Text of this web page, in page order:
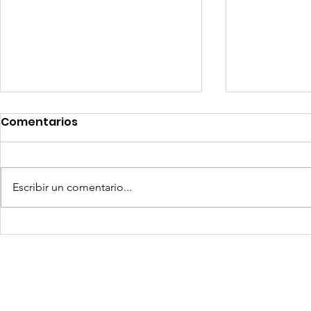
Coca-Cola invertirá mil
Senace
Comentarios
Escribir un comentario...